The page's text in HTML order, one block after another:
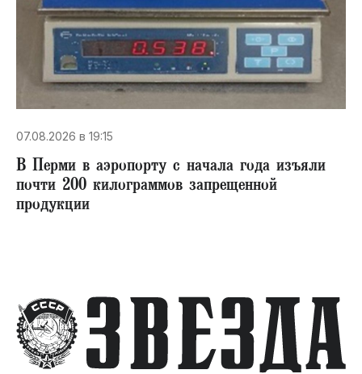
07.08.2026 в 19:15
В Перми в аэропорту с начала года изъяли
почти 200 килограммов запрещенной
продукции